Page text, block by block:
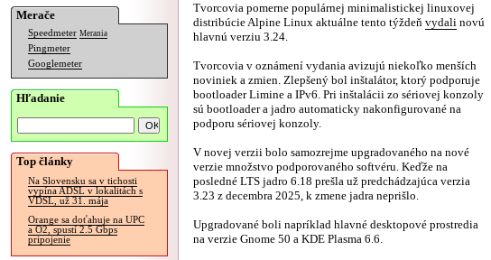
Merače
Speedmeter Merania
Pingmeter
Googlemeter
Hľadanie
Top články
Na Slovensku sa v tichosti
vypína ADSL v lokalitách s
VDSL, už 31. mája
Orange sa doťahuje na UPC
a O2, spustí 2.5 Gbps
pripojenie
Tvorcovia pomerne populárnej minimalistickej linuxovej
distribúcie Alpine Linux aktuálne tento týždeň vydali novú
hlavnú verziu 3.24.
Tvorcovia v oznámení vydania avizujú niekoľko menších
noviniek a zmien. Zlepšený bol inštalátor, ktorý podporuje
bootloader Limine a IPv6. Pri inštalácii zo sériovej konzoly
sú bootloader a jadro automaticky nakonfigurované na
podporu sériovej konzoly.
V novej verzii bolo samozrejme upgradovaného na nové
verzie množstvo podporovaného softvéru. Keďže na
posledné LTS jadro 6.18 prešla už predchádzajúca verzia
3.23 z decembra 2025, k zmene jadra neprišlo.
Upgradované boli napríklad hlavné desktopové prostredia
na verzie Gnome 50 a KDE Plasma 6.6.